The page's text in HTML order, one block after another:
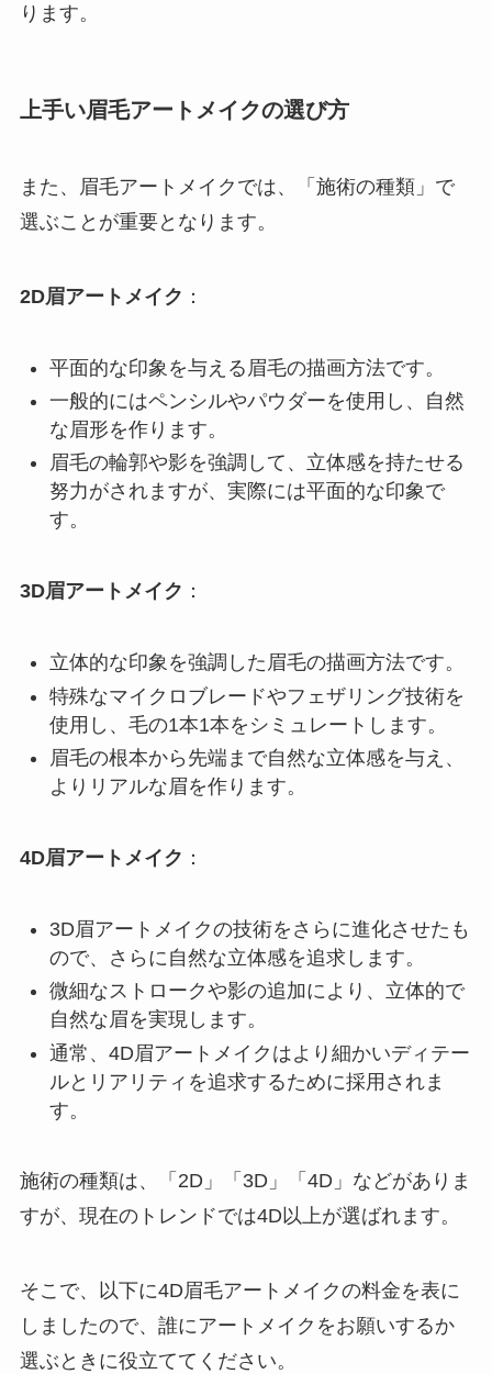
ります。
上手い眉毛アートメイクの選び方
また、眉毛アートメイクでは、「施術の種類」で
選ぶことが重要となります。
2D眉アートメイク ：
平面的な印象を与える眉毛の描画方法です。
一般的にはペンシルやパウダーを使用し、自然
な眉形を作ります。
眉毛の輪郭や影を強調して、立体感を持たせる
努力がされますが、実際には平面的な印象で
す。
3D眉アートメイク ：
立体的な印象を強調した眉毛の描画方法です。
特殊なマイクロブレードやフェザリング技術を
使用し、毛の1本1本をシミュレートします。
眉毛の根本から先端まで自然な立体感を与え、
よりリアルな眉を作ります。
4D眉アートメイク ：
3D眉アートメイクの技術をさらに進化させたも
ので、さらに自然な立体感を追求します。
微細なストロークや影の追加により、立体的で
自然な眉を実現します。
通常、4D眉アートメイクはより細かいディテー
ルとリアリティを追求するために採用されま
す。
施術の種類は、「2D」「3D」「4D」などがありま
すが、現在のトレンドでは4D以上が選ばれます。
そこで、以下に4D眉毛アートメイクの料金を表に
しましたので、誰にアートメイクをお願いするか
選ぶときに役立ててください。